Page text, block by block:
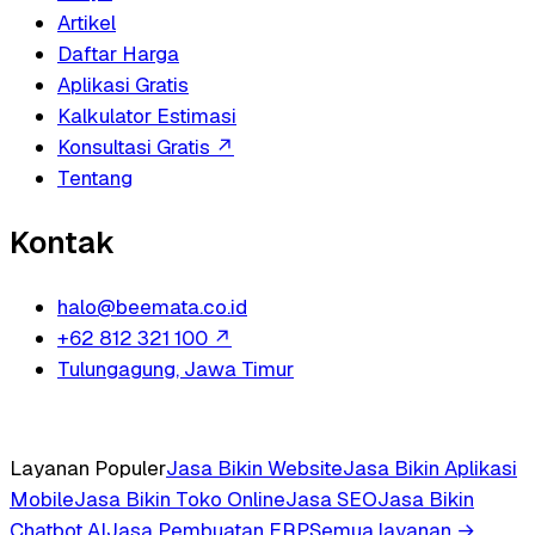
Artikel
Daftar Harga
Aplikasi Gratis
Kalkulator Estimasi
Konsultasi Gratis ↗
Tentang
Kontak
halo@beemata.co.id
+62 812 321 100 ↗
Tulungagung, Jawa Timur
Layanan PopulerJasa Bikin WebsiteJasa Bikin Aplikasi
MobileJasa Bikin Toko OnlineJasa SEOJasa Bikin